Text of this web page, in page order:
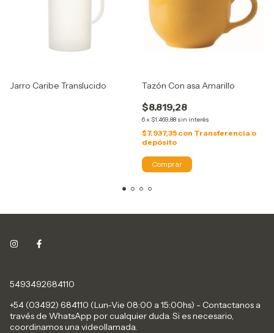
Jarro Caribe Translucido Tazón Con asa Amarillo
$8.819,28
6x $1.469,88 sin interés
$7.937,35 con Transferencia o
depósito
5493492684110
+54 (03492) 684110 (Lun-Vie 08:00 a 15:00hs) - Contactanos a
través de WhatsApp por cualquier duda. Si es necesario,
coordinamos una videollamada.